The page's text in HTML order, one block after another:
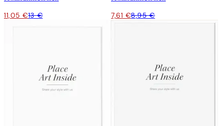
11,05 €13 € 7,61 €8,95 €